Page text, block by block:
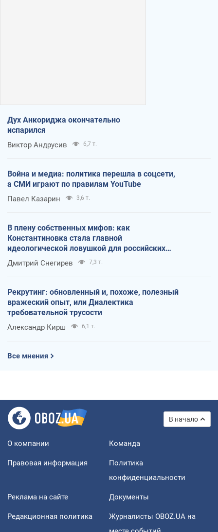
Дух Анкориджа окончательно
испарился
Виктор Андрусив 6,7 т.
Война и медиа: политика перешла в соцсети,
а СМИ играют по правилам YouTube
Павел Казарин 3,6 т.
В плену собственных мифов: как
Константиновка стала главной
идеологической ловушкой для российских
оккупантов
Дмитрий Снегирев 7,3 т.
Рекрутинг: обновленный и, похоже, полезный
вражеский опыт, или Диалектика
требовательной трусости
Александр Кирш 6,1 т.
Все мнения
В начало
О компании Команда
Правовая информация
Политика
конфиденциальности
Реклама на сайте Документы
Редакционная политика
Журналисты OBOZ.UA на